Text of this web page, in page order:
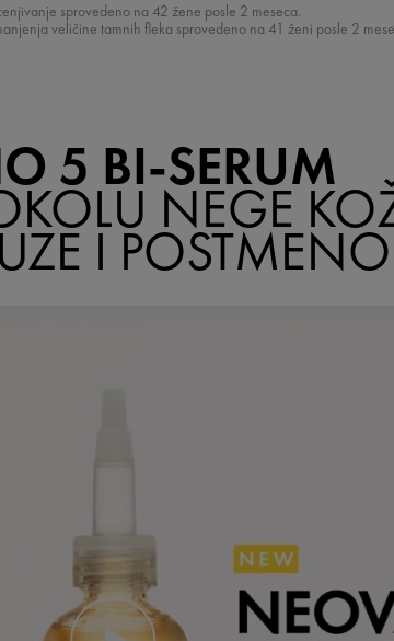
sprovedeno na 42 žene posle 2 meseca.
veličine tamnih fleka sprovedeno na 41 ženi posle 2
5 BI-SERUM
NEGE
I